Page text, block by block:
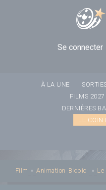
Se connecter
À LA UNE
FILMS 2027
DERNIÈRES
LE COIN
Film » Animation Biopic » Le
Panneau de gestion des